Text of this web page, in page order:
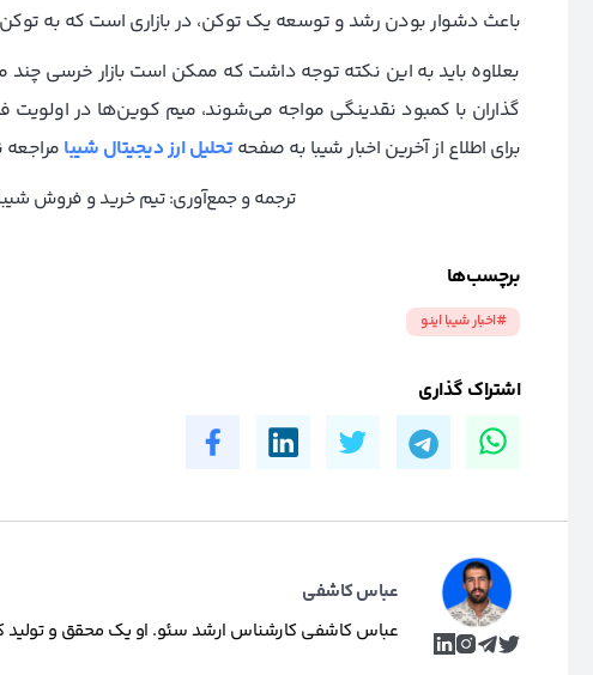
باعث دشوار بودن رشد و توسعه یک توکن، در بازاری است که به
بعلاوه باید به این نکته توجه داشت که ممکن است بازار خرسی
گذاران با کمبود نقدینگی مواجه می‌شوند، میم کوین‌ها در اولویت
برای اطلاع از آخرین اخبار شیبا به صفحه تحلیل ارز دیجیتال شیبا مراجعه
ترجمه و جمع‌آوری: تیم خرید و فروش
برچسب‌ها
#اخبار شیبا اینو
اشتراک گذاری
عباس کاشفی
عباس کاشفی کارشناس ارشد سئو. او یک محقق و تولید